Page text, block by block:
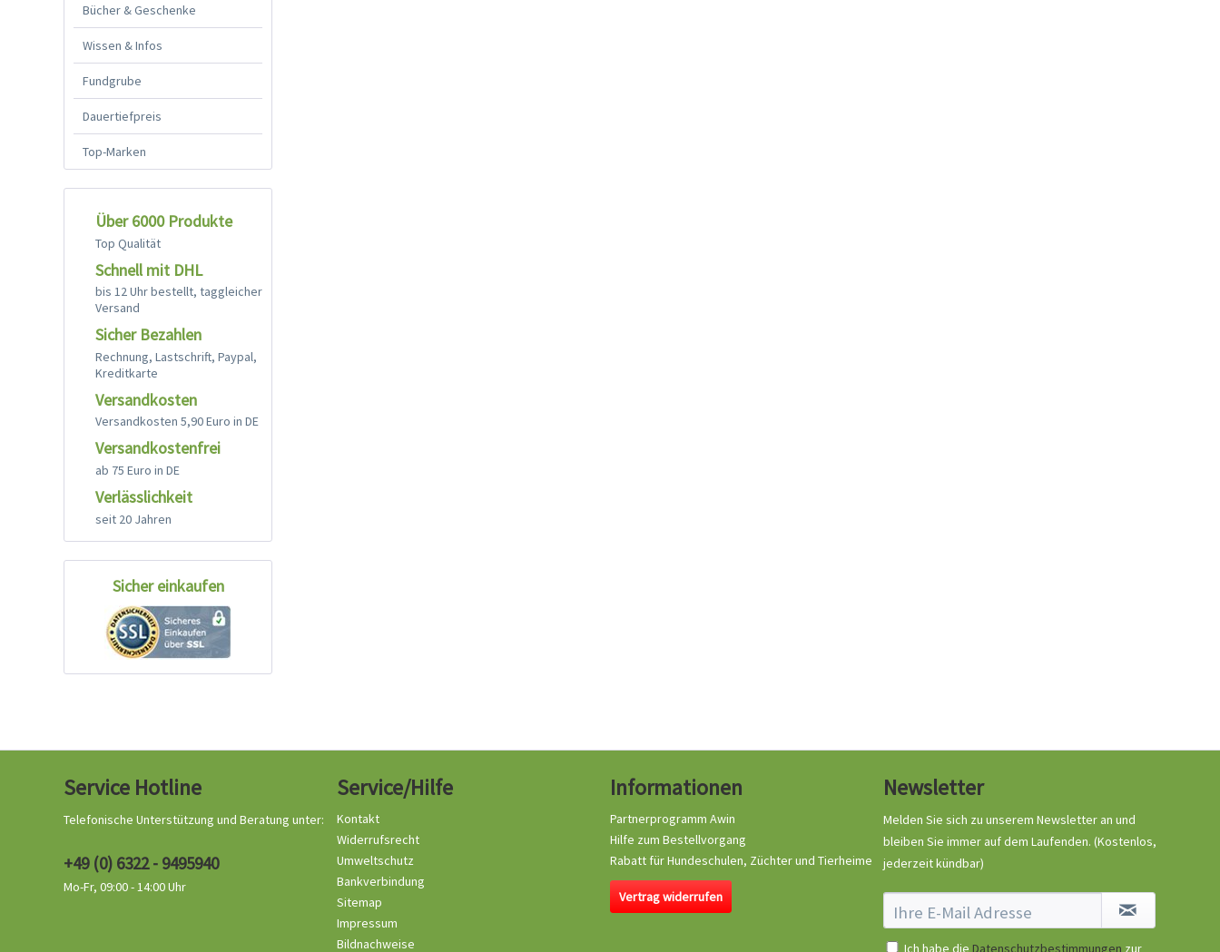
Bücher & Geschenke
Wissen & Infos
Fundgrube
Dauertiefpreis
Top-Marken
Über 6000 Produkte
Top Qualität
Schnell mit DHL
bis 12 Uhr bestellt, taggleicher
Versand
Sicher Bezahlen
Rechnung, Lastschrift, Paypal,
Kreditkarte
Versandkosten
Versandkosten 5,90 Euro in DE
Versandkostenfrei
ab 75 Euro in DE
Verlässlichkeit
seit 20 Jahren
Sicher einkaufen
Service Hotline
Telefonische Unterstützung und Beratung unter:
+49 (0) 6322 - 9495940
Mo-Fr, 09:00 - 14:00 Uhr
Service/Hilfe
Kontakt
Widerrufsrecht
Umweltschutz
Bankverbindung
Sitemap
Impressum
Bildnachweise
Informationen
Partnerprogramm Awin
Hilfe zum Bestellvorgang
Rabatt für Hundeschulen, Züchter und Tierheime
Vertrag widerrufen
Newsletter
Melden Sie sich zu unserem Newsletter an und
bleiben Sie immer auf dem Laufenden. (Kostenlos,
jederzeit kündbar)
Ich habe die Datenschutzbestimmungen zur